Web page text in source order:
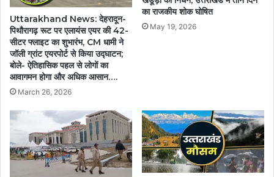
Uttarakhand News: देहरादून-
पिथौरागढ़ रूट पर एलायंस एयर की 42-
सीटर फ्लाइट का शुभारंभ, CM धामी ने
जॉली ग्रांट एयरपोर्ट से किया उद्घाटन;
बोले- ऐतिहासिक पहल से लोगों का
आवागमन होगा और अधिक आसान….
March 26, 2026
का राजकीय शोक घोषित
May 19, 2026